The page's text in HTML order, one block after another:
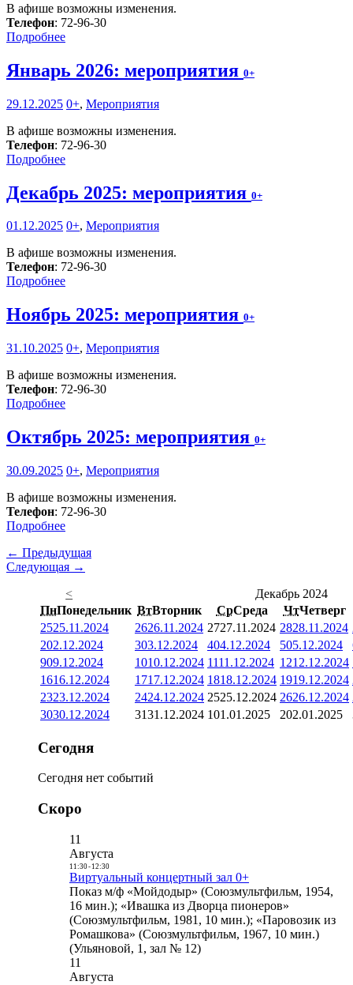
В афише возможны изменения.
Телефон: 72-96-30
Подробнее
Январь 2026: мероприятия 0+
29.12.2025 0+, Мероприятия
В афише возможны изменения.
Телефон: 72-96-30
Подробнее
Декабрь 2025: мероприятия 0+
01.12.2025 0+, Мероприятия
В афише возможны изменения.
Телефон: 72-96-30
Подробнее
Ноябрь 2025: мероприятия 0+
31.10.2025 0+, Мероприятия
В афише возможны изменения.
Телефон: 72-96-30
Подробнее
Октябрь 2025: мероприятия 0+
30.09.2025 0+, Мероприятия
В афише возможны изменения.
Телефон: 72-96-30
Подробнее
← Предыдущая
Следующая →
<
Декабрь 2024
ПнПонедельник ВтВторник СрСреда ЧтЧетверг
2525.11.2024 2626.11.2024 2727.11.2024 2828.11.2024
202.12.2024 303.12.2024 404.12.2024 505.12.2024
909.12.2024 1010.12.2024 1111.12.2024 1212.12.2024
1616.12.2024 1717.12.2024 1818.12.2024 1919.12.2024
2323.12.2024 2424.12.2024 2525.12.2024 2626.12.2024
3030.12.2024 3131.12.2024 101.01.2025 202.01.2025
Сегодня
Сегодня нет событий
Скоро
11
Августа
11:30- 12:30
Виртуальный концертный зал 0+
Показ м/ф «Мойдодыр» (Союзмультфильм, 1954,
16 мин.); «Ивашка из Дворца пионеров»
(Союзмультфильм, 1981, 10 мин.); «Паровозик из
Ромашкова» (Союзмультфильм, 1967, 10 мин.)
(Ульяновой, 1, зал № 12)
11
Августа